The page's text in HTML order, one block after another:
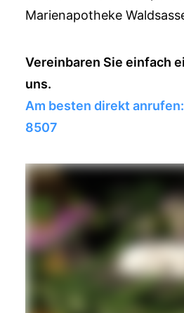
Marienapotheke
Vereinbaren Sie einfach
uns.
Am besten direkt
8507